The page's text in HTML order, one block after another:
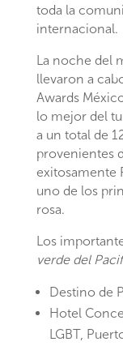
toda la
internacional.
La noche del
llevaron a
Awards
lo mejor del
a un total de
provenientes
exitosamente
uno de los
rosa.
Los
verde del
Destino de
Hotel
LGBT,